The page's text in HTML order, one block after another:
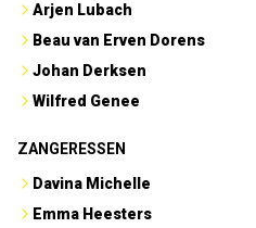
Arjen Lubach
Beau van Erven Dorens
Johan Derksen
Wilfred Genee
ZANGERESSEN
Davina Michelle
Emma Heesters